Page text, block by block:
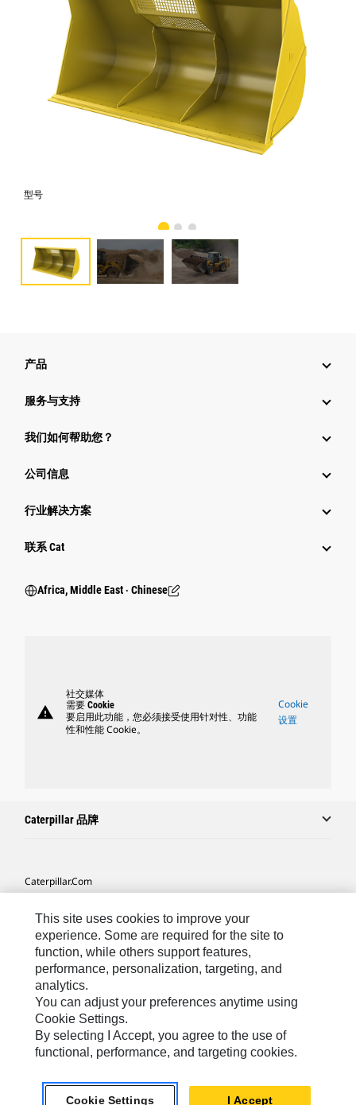
型号
产品
服务与支持
我们如何帮助您？
公司信息
行业解决方案
行业
联系 Cat
Africa, Middle East ‧ Chinese
warning
社交媒体
需要 Cookie
要启用此功能，您必须接受使用针对性、功能
性和性能 Cookie。
Cookie
设置
Caterpillar 品牌
Caterpillar.com
我的营销首选项
站点地图
Cookie Settings
法律
隐私
Africa, Middle East ‧ Chinese© 2026 Caterpillar. 保留所有权利
This site uses cookies to improve your
experience. Some are required for the site to
function, while others support features,
performance, personalization, targeting, and
analytics.
You can adjust your preferences anytime using
Cookie Settings.
By selecting I Accept, you agree to the use of
functional, performance, and targeting cookies.
Cookie Settings I Accept